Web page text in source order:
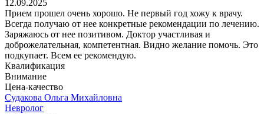
12.09.2025
Прием прошел очень хорошо. Не первый год хожу к врачу.
Всегда получаю от нее конкретные рекомендации по лечению.
Заряжаюсь от нее позитивом. Доктор участливая и
доброжелательная, компетентная. Видно желание помочь. Это
подкупает. Всем ее рекомендую.
Квалификация
Внимание
Цена-качество
Судакова Ольга Михайловна
Невролог